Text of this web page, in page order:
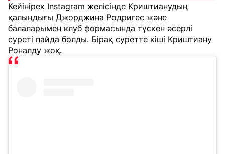
Кейінірек Instagram желісінде Криштианудың
қалыңдығы Джорджина Родригес және
балаларымен клуб формасында түскен әсерлі
суреті пайда болды. Бірақ суретте кіші Криштиану
Роналду жоқ.